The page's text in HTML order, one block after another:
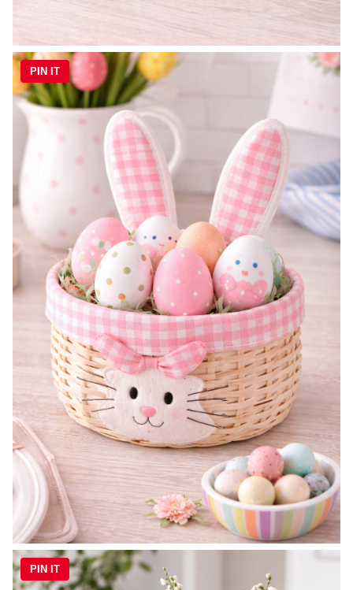
PIN IT
PIN IT